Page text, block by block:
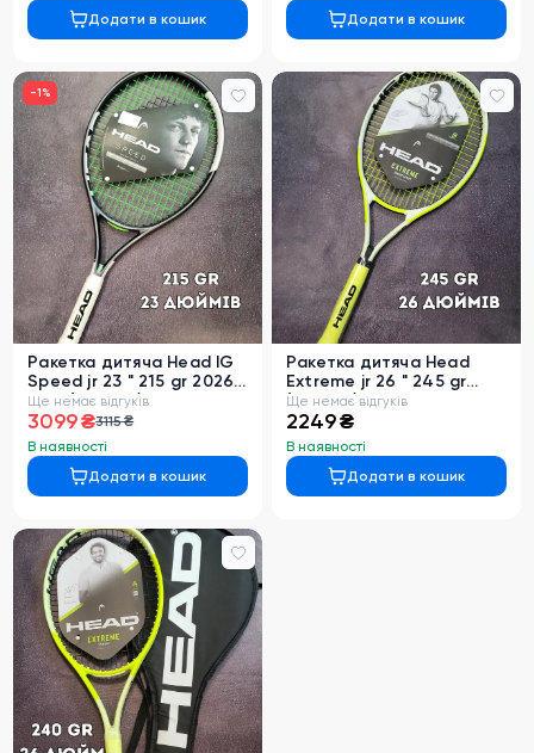
Додати в кошик
Додати в кошик
-1%
Ракетка дитяча Head IG
Speed jr 23 " 215 gr 2026
year (230036)
Ще немає відгуків
3099 ₴3115 ₴
В наявності
Додати в кошик
Ракетка дитяча Head
Extreme jr 26 " 245 gr
(231404)
Ще немає відгуків
2249 ₴
В наявності
Додати в кошик
0